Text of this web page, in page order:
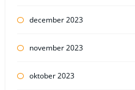
december 2023
november 2023
oktober 2023